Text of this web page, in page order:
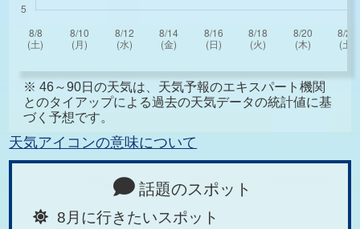
※ 46～90日の天気は、天気予報のエキスパート機関
とのタイアップによる過去の天気データの統計値に基
づく予想です。
天気アイコンの意味について
話題のスポット
8月に行きたいスポット